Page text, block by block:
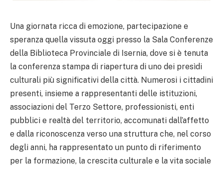
Una giornata ricca di emozione, partecipazione e
speranza quella vissuta oggi presso la Sala Conferenze
della Biblioteca Provinciale di Isernia, dove si è tenuta
la conferenza stampa di riapertura di uno dei presìdi
culturali più significativi della città. Numerosi i cittadini
presenti, insieme a rappresentanti delle istituzioni,
associazioni del Terzo Settore, professionisti, enti
pubblici e realtà del territorio, accomunati dall’affetto
e dalla riconoscenza verso una struttura che, nel corso
degli anni, ha rappresentato un punto di riferimento
per la formazione, la crescita culturale e la vita sociale